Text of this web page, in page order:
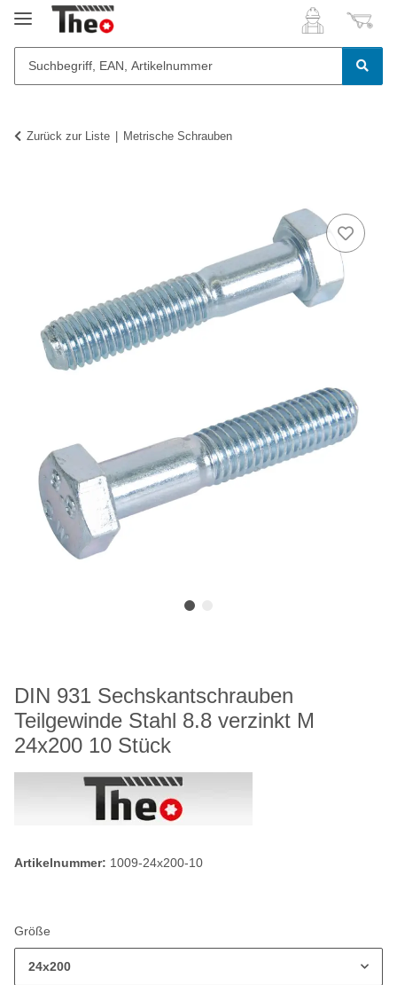
Zurück zur Liste Metrische Schrauben
DIN 931 Sechskantschrauben
Teilgewinde Stahl 8.8 verzinkt M
24x200 10 Stück
Artikelnummer: 1009-24x200-10
Größe
24x200